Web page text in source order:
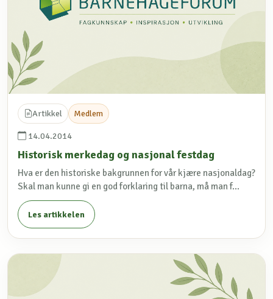
Artikkel Medlem
14.04.2014
Historisk merkedag og nasjonal festdag
Hva er den historiske bakgrunnen for vår kjære nasjonaldag?
Skal man kunne gi en god forklaring til barna, må man f...
Les artikkelen